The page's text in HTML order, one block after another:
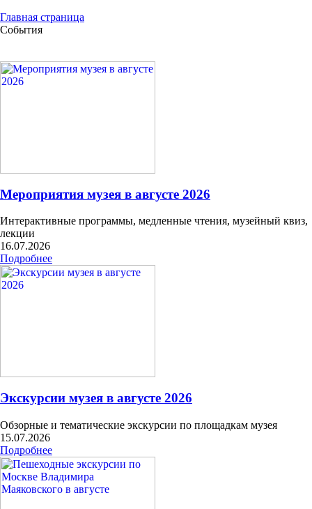
Главная страница
События
Мероприятия музея в августе 2026
Интерактивные программы, медленные чтения, музейный квиз,
лекции
16.07.2026
Подробнее
Экскурсии музея в августе 2026
Обзорные и тематические экскурсии по площадкам музея
15.07.2026
Подробнее